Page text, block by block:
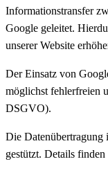
Informationstransfer
Google geleitet.
unserer Website
Der Einsatz von
möglichst fehlerfreien
DSGVO).
Die
gestützt. Details finden